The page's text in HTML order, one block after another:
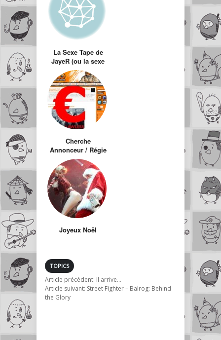
La Sexe Tape de
JayeR (ou la sexe
tape d’un geek)
Cherche
Annonceur / Régie
/ Sponsor – la pub,
un mal nécessaire
Joyeux Noël
TOPICS
Article précédent: Il arrive…
Article suivant: Street Fighter – Balrog: Behind
the Glory